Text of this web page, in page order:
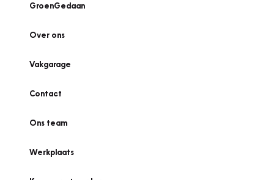
GroenGedaan
Over ons
Vakgarage
Contact
Ons team
Werkplaats